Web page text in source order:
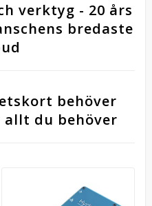
verktyg - 20 års
bredaste
behöver
allt du behöver